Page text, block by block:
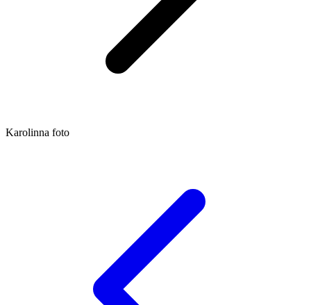
Karolinna foto